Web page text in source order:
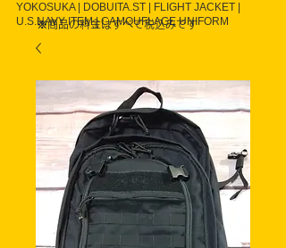
YOKOSUKA | DOBUITA.ST | FLIGHT JACKET |
U.S.NAVY ITEM | CAMOUFLAGE UNIFORM
※商品の料金はすべて税込みです